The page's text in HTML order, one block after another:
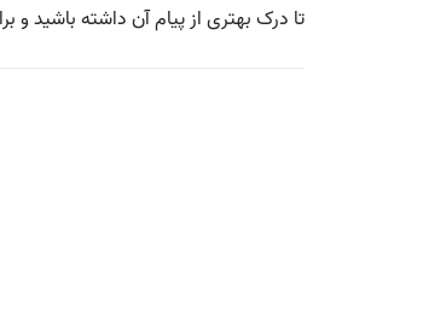
تا درک بهتری از پیام آن داشته باشید و